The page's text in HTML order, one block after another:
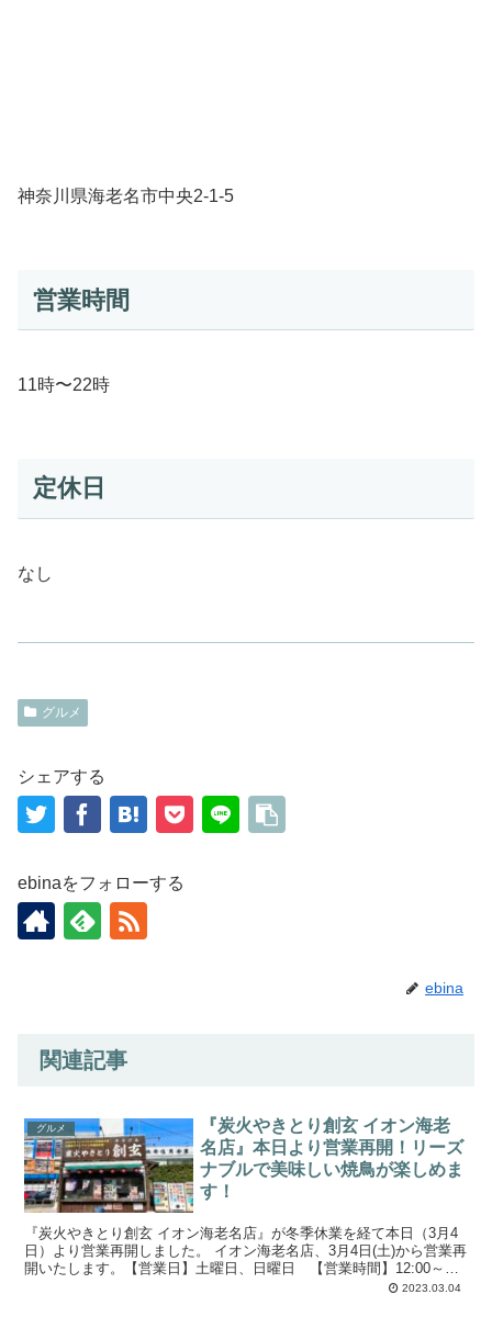
神奈川県海老名市中央2-1-5
営業時間
11時〜22時
定休日
なし
グルメ
シェアする
ebinaをフォローする
ebina
関連記事
グルメ
『炭火やきとり創玄 イオン海老
名店』本日より営業再開！リーズ
ナブルで美味しい焼鳥が楽しめま
す！
『炭火やきとり創玄 イオン海老名店』が冬季休業を経て本日（3月4
日）より営業再開しました。 イオン海老名店、3月4日(土)から営業再
開いたします。【営業日】土曜日、日曜日 【営業時間】12:00～
2023.03.04